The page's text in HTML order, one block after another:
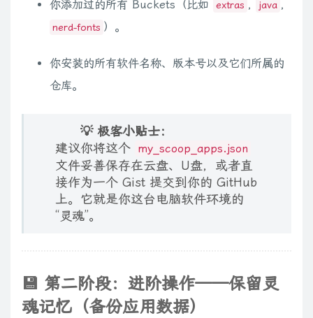
你添加过的所有 Buckets（比如 extras , java ,
nerd-fonts ）。
你安装的所有软件名称、版本号以及它们所属的
仓库。
💡 极客小贴士：
建议你将这个 my_scoop_apps.json
文件妥善保存在云盘、U盘，或者直
接作为一个 Gist 提交到你的 GitHub
上。它就是你这台电脑软件环境的
“灵魂”。
💾 第二阶段：进阶操作——保留灵
魂记忆（备份应用数据）